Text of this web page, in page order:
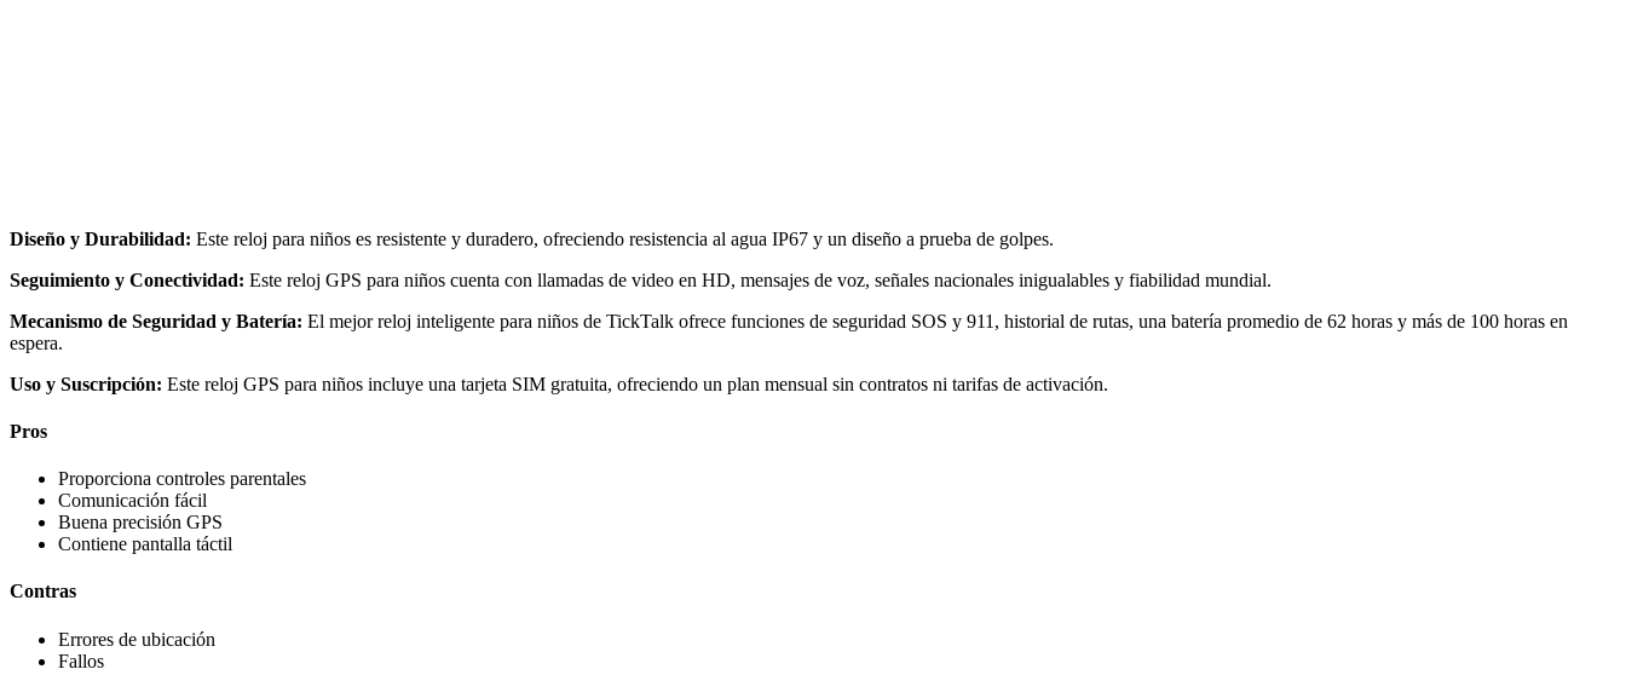
Diseño y Durabilidad: Este reloj para niños es resistente y duradero, ofreciendo resistencia al agua IP67 y un diseño a prueba de golpes.
Seguimiento y Conectividad: Este reloj GPS para niños cuenta con llamadas de video en HD, mensajes de voz, señales nacionales inigualables y fiabilidad mundial.
Mecanismo de Seguridad y Batería: El mejor reloj inteligente para niños de TickTalk ofrece funciones de seguridad SOS y 911, historial de rutas, una batería promedio de 62 horas y más de 100 horas en
espera.
Uso y Suscripción: Este reloj GPS para niños incluye una tarjeta SIM gratuita, ofreciendo un plan mensual sin contratos ni tarifas de activación.
Pros
Proporciona controles parentales
Comunicación fácil
Buena precisión GPS
Contiene pantalla táctil
Contras
Errores de ubicación
Fallos